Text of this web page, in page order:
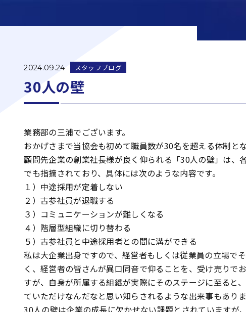
2024.09.24 スタッフブログ
30人の壁
業務部の三浦でございます。
おかげさまで当協会も初めて職員数が30名を超える体制と
顧問先企業の創業社長様が良く仰られる「30人の壁」は、
でも指摘されており、具体には次のような内容です。
１）中途採用が定着しない
２）古参社員が退職する
３）コミュニケーションが難しくなる
４）階層型組織に切り替わる
５）古参社員と中途採用者との間に溝ができる
私は大企業出身ですので、経営者もしくは従業員の立場で
く、経営者の皆さんが異口同音で仰ることを、受け売りで
すが、自身が所属する組織が実際にそのステージに至ると
ていただけなんだなと思い知らされるような出来事もありま